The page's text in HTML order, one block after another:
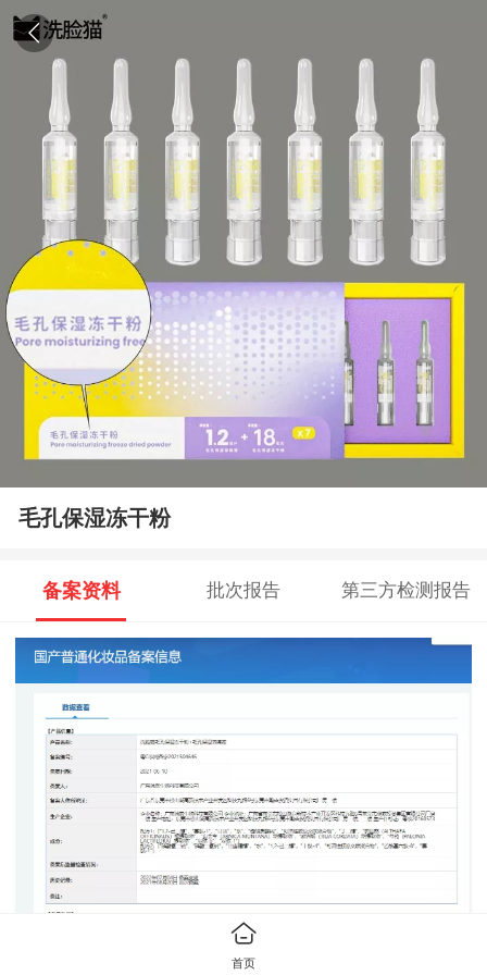
毛孔保湿冻干粉
备案资料 批次报告 第三方检测报告
首页